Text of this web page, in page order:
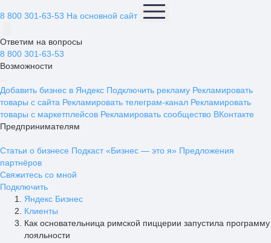
8 800 301-63-53 На основной сайт
Ответим на вопросы
8 800 301-63-53
Возможности
Добавить бизнес в Яндекс Подключить рекламу Рекламировать
товары с сайта Рекламировать телеграм-канал Рекламировать
товары с маркетплейсов Рекламировать сообщество ВКонтакте
Предпринимателям
Статьи о бизнесе Подкаст «Бизнес — это я» Предложения
партнёров
Свяжитесь со мной
Подключить
Яндекс Бизнес
Клиенты
Как основательница римской пиццерии запустила программу
лояльности